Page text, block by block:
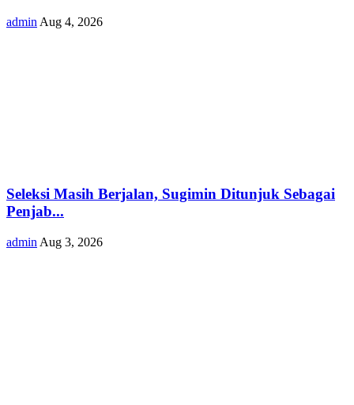
admin Aug 4, 2026
Seleksi Masih Berjalan, Sugimin Ditunjuk Sebagai
Penjab...
admin Aug 3, 2026